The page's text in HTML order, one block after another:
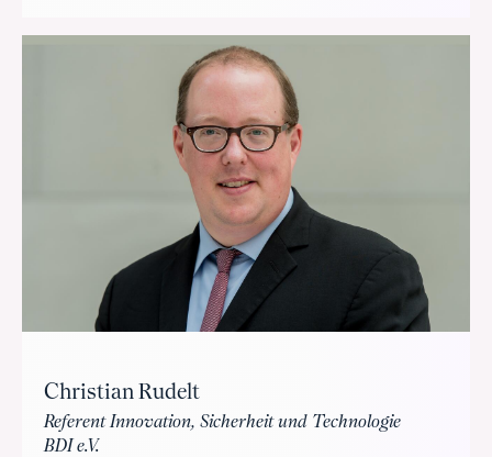
Christian Rudelt
Referent Innovation, Sicherheit und Technologie
BDI e.V.